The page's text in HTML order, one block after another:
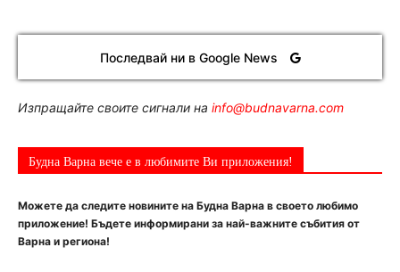
Последвай ни в Google News
Изпращайте своите сигнали на info@budnavarna.com
Будна Варна вече е в любимите Ви приложения!
Можете да следите новините на Будна Варна в своето любимо
приложение! Бъдете информирани за най-важните събития от
Варна и региона!